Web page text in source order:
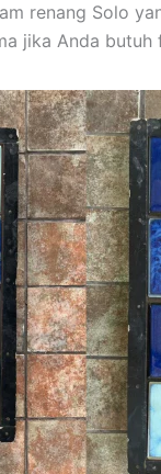
renang Solo
jika Anda